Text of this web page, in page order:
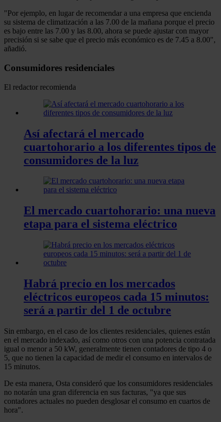
"Por ejemplo, en lugar de recomendar a una empresa que encienda
su sistema de climatización a las 7.00 de la mañana porque el precio
es bajo entre las 7.00 y las 8.00, ahora se puede ajustar con mayor
precisión si se sabe que el precio más económico es de 7.45 a 8.00",
añadió.
Consumidores residenciales
El redactor recomienda
Así afectará el mercado
cuartohorario a los diferentes tipos de
consumidores de la luz
El mercado cuartohorario: una nueva
etapa para el sistema eléctrico
Habrá precio en los mercados
eléctricos europeos cada 15 minutos:
será a partir del 1 de octubre
Sin embargo, en el caso de los clientes residenciales, quienes están
en el mercado indexado, así como otros con una potencia contratada
igual o menor a 50 kW, generalmente tienen contadores de tipo 4 o
5, que no tienen la capacidad de medir el consumo en intervalos de
15 minutos.
De esta manera, Osta consideró que los consumidores residenciales
no notarán una gran diferencia en sus facturas, "ya que sus
contadores actuales no pueden desglosar el consumo en cuartos de
hora".